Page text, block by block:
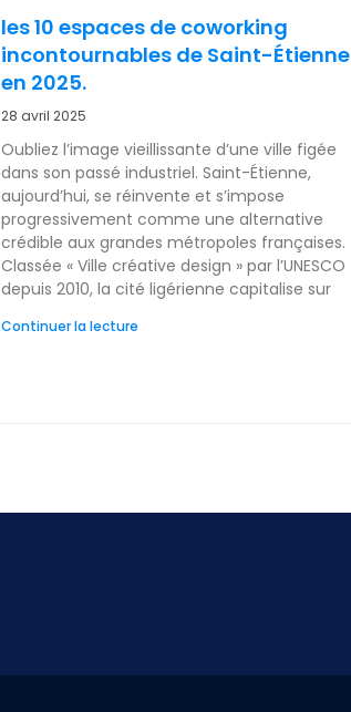
les 10 espaces de coworking
incontournables de Saint-Étienne
en 2025.
28 avril 2025
Oubliez l’image vieillissante d’une ville figée
dans son passé industriel. Saint-Étienne,
aujourd’hui, se réinvente et s’impose
progressivement comme une alternative
crédible aux grandes métropoles françaises.
Classée « Ville créative design » par l’UNESCO
depuis 2010, la cité ligérienne capitalise sur
Continuer la lecture